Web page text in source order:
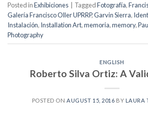
Posted inExhibiciones | TaggedFotografía,
Galería Francisco Oller UPRRP,Garvin Sierra,
Instalación, Installation Art,memoria,memory,
Photography
ENGLISH
Roberto Silva Ortiz: A
POSTED ONAUGUST 15, 2016 BY LAURA